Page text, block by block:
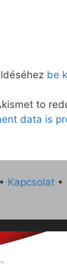
be
to
data is
• Kapcsolat •